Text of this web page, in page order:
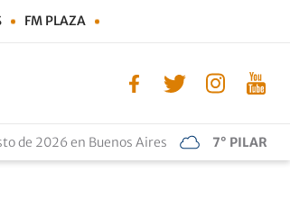
FM PLAZA
de 2026 en Buenos Aires 7° PILAR